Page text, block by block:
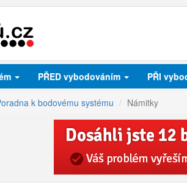
PŘED vybodováním PŘI
k bodovému systému Námitky